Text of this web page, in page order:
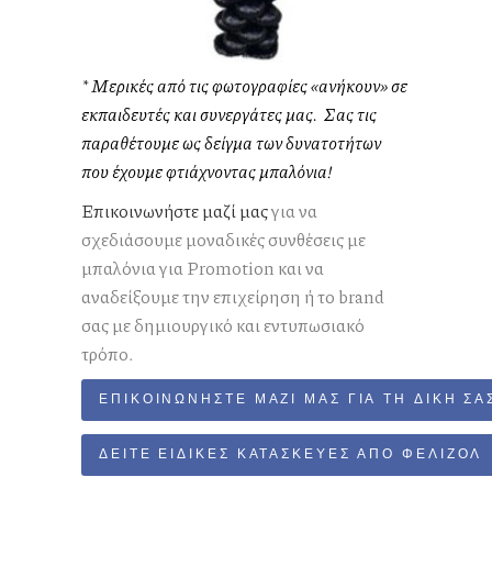
* Μερικές από τις φωτογραφίες «ανήκουν» σε
εκπαιδευτές και συνεργάτες μας. Σας τις
παραθέτουμε ως δείγμα των δυνατοτήτων
που έχουμε φτιάχνοντας μπαλόνια!
Επικοινωνήστε μαζί μαςγια να
σχεδιάσουμε μοναδικές συνθέσεις με
μπαλόνια για Promotion και να
αναδείξουμε την επιχείρηση ή το brand
σας με δημιουργικό και εντυπωσιακό
τρόπο.
ΕΠΙΚΟΙΝΩΝΉΣΤΕ ΜΑΖΊ ΜΑΣ ΓΙΑ ΤΗ ΔΙΚΉ
ΔΕΊΤΕ ΕΙΔΙΚΈΣ ΚΑΤΑΣΚΕΥΈΣ ΑΠΌ ΦΕΛΙΖΌΛ